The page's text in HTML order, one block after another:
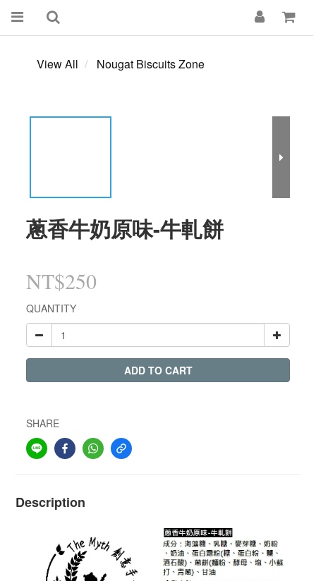
View All Nougat Biscuits Zone
蔥香牛奶原味-牛軋餅
NT$250
QUANTITY
ADD TO CART
SHARE
Description